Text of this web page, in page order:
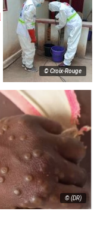
© Croix-Rouge
© (DR)